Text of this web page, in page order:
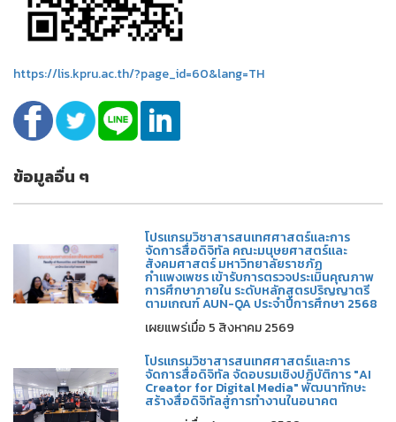
https://lis.kpru.ac.th/?page_id=60&lang=TH
ข้อมูลอื่น ๆ
โปรแกรมวิชาสารสนเทศศาสตร์และการ
จัดการสื่อดิจิทัล คณะมนุษยศาสตร์และ
สังคมศาสตร์ มหาวิทยาลัยราชภัฏ
กำแพงเพชร เข้ารับการตรวจประเมินคุณภาพ
การศึกษาภายใน ระดับหลักสูตรปริญญาตรี
ตามเกณฑ์ AUN-QA ประจำปีการศึกษา 2568
เผยแพร่เมื่อ 5 สิงหาคม 2569
โปรแกรมวิชาสารสนเทศศาสตร์และการ
จัดการสื่อดิจิทัล จัดอบรมเชิงปฏิบัติการ "AI
Creator for Digital Media" พัฒนาทักษะ
สร้างสื่อดิจิทัลสู่การทำงานในอนาคต